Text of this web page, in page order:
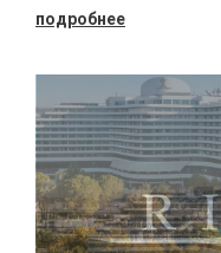
подробнее